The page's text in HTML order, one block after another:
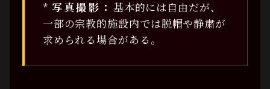
* 写真撮影： 基本的には自由だが、
一部の宗教的施設内では脱帽や静粛が
求められる場合がある。